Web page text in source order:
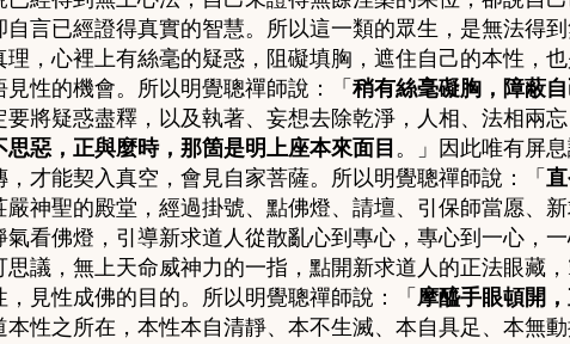
自言已經證得真實的智慧。所以這一類的眾生，是無法得
理，心裡上有絲毫的疑惑，阻礙填胸，遮住自己的本性，
性的機會。所以明覺聰禪師說：「 稍有絲毫礙胸，障蔽
要將疑惑盡釋，以及執著、妄想去除乾淨，人相、法相兩
思惡，正與麼時，那箇是明上座本來面目 。」因此唯有屏
，才能契入真空，會見自家菩薩。所以明覺聰禪師說：「
嚴神聖的殿堂，經過掛號、點佛燈、請壇、引保師當愿
氣看佛燈，引導新求道人從散亂心到專心，專心到一心，
思議，無上天命威神力的一指，點開新求道人的正法眼藏
見性成佛的目的。所以明覺聰禪師說：「 摩醯手眼頓開
本性之所在，本性本自清靜、本不生滅、本自具足、本無